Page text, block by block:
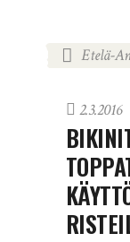
Etelä-
2.3.2016